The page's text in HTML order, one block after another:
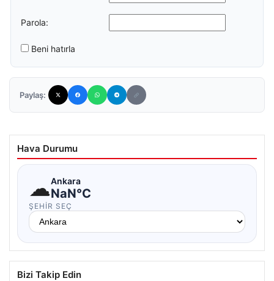
Parola:
Beni hatırla
Paylaş:
Hava Durumu
☁Ankara
NaN°C
ŞEHIR SEÇ
Bizi Takip Edin